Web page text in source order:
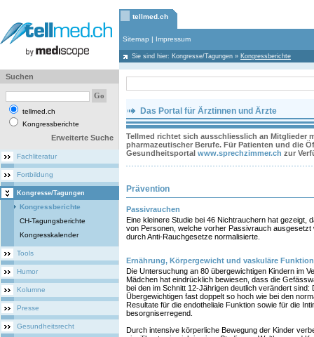
tellmed.ch
Sitemap | Impressum
Sie sind hier: Kongresse/Tagungen » Kongressberichte
Suchen
tellmed.ch
Kongressberichte
Erweiterte Suche
Fachliteratur
Fortbildung
Kongresse/Tagungen
Kongressberichte
CH-Tagungsberichte
Kongresskalender
Tools
Humor
Kolumne
Presse
Gesundheitsrecht
Das Portal für Ärztinnen und Ärzte
Tellmed richtet sich ausschliesslich an Mitglieder
pharmazeutischer Berufe. Für Patienten und die
Gesundheitsportal www.sprechzimmer.ch zur
Prävention
Passivrauchen
Eine kleinere Studie bei 46 Nichtrauchern hat gezeigt,
von Personen, welche vorher Passivrauch
durch Anti-Rauchgesetze normalisierte.
Ernährung, Körpergewicht und vaskuläre Funktion
Die Untersuchung an 80 übergewichtigen Kindern im
Mädchen hat eindrücklich bewiesen, dass die
bei den im Schnitt 12-Jährigen deutlich verändert sind:
Übergewichtigen fast doppelt so hoch wie bei den
Resultate für die endotheliale Funktion sowie für die
besorgniserregend.
Durch intensive körperliche Bewegung der Kinder